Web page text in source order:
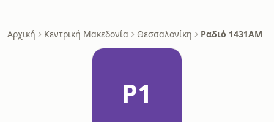
Αρχική Κεντρική Μακεδονία Θεσσαλονίκη Ραδιό 1431AM
Ρ1